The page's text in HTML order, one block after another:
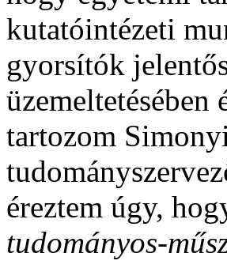
kutatóintézeti
gyorsítók
üzemeltetésében
tartozom
éreztem úgy,
tudományos-